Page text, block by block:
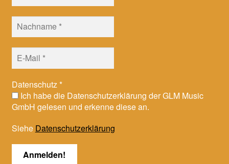
Datenschutz*
Ich habe die Datenschutzerklärung der GLM Music
GmbH gelesen und erkenne diese an.
Siehe Datenschutzerklärung